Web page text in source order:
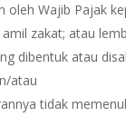
oleh Wajib Pajak
zakat; atau
dibentuk atau
atau
tidak